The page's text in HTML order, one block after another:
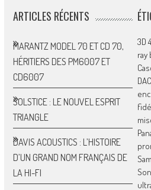
ARTICLES RÉCENTS
MARANTZ MODEL 70 ET CD 70,
HÉRITIERS DES PM6007 ET
CD6007
SOLSTICE : LE NOUVEL ESPRIT
TRIANGLE
DAVIS ACOUSTICS : L’HISTOIRE
D’UN GRAND NOM FRANÇAIS DE
LA HI-FI
3D
ray
DAC